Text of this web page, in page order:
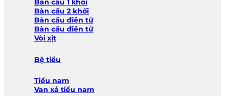
Bàn cầu 1 khối
Bàn cầu 2 khối
Bàn cầu điện tử
Bàn cầu điện tử
Vòi xịt
Bệ tiểu
Tiểu nam
Van xả tiểu nam